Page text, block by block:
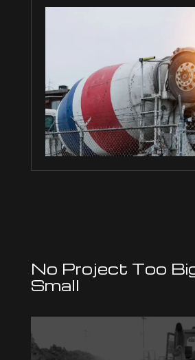
No Project Too
Small